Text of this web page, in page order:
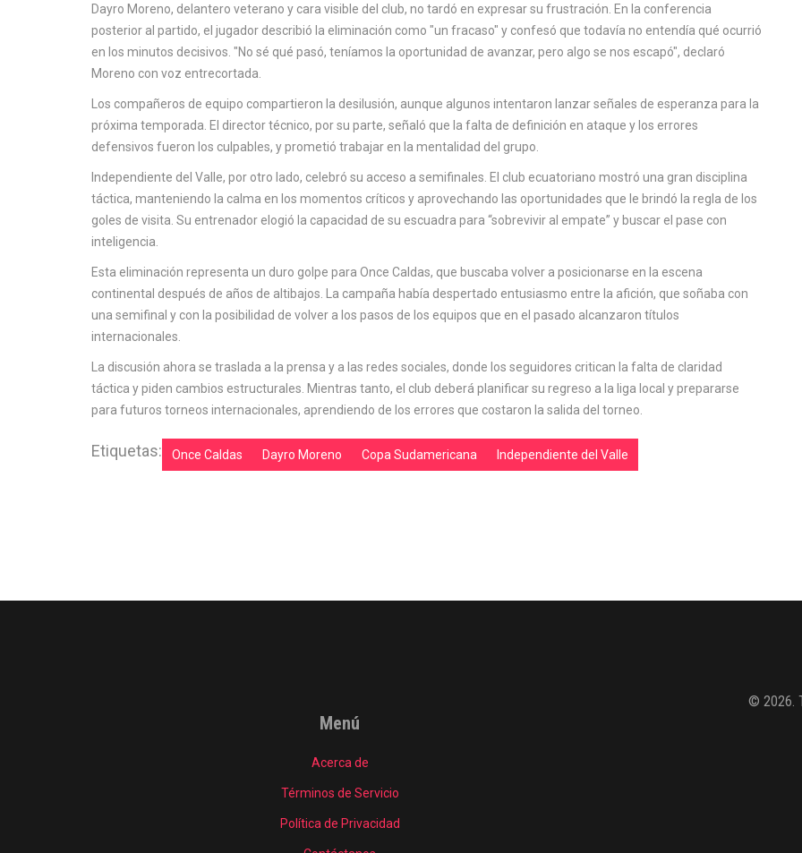
Dayro Moreno, delantero veterano y cara visible del club, no tardó en expresar su frustración. En la conferencia
posterior al partido, el jugador describió la eliminación como "un fracaso" y confesó que todavía no entendía qué ocurrió
en los minutos decisivos. "No sé qué pasó, teníamos la oportunidad de avanzar, pero algo se nos escapó", declaró
Moreno con voz entrecortada.
Los compañeros de equipo compartieron la desilusión, aunque algunos intentaron lanzar señales de esperanza para la
próxima temporada. El director técnico, por su parte, señaló que la falta de definición en ataque y los errores
defensivos fueron los culpables, y prometió trabajar en la mentalidad del grupo.
Independiente del Valle, por otro lado, celebró su acceso a semifinales. El club ecuatoriano mostró una gran disciplina
táctica, manteniendo la calma en los momentos críticos y aprovechando las oportunidades que le brindó la regla de los
goles de visita. Su entrenador elogió la capacidad de su escuadra para “sobrevivir al empate” y buscar el pase con
inteligencia.
Esta eliminación representa un duro golpe para Once Caldas, que buscaba volver a posicionarse en la escena
continental después de años de altibajos. La campaña había despertado entusiasmo entre la afición, que soñaba con
una semifinal y con la posibilidad de volver a los pasos de los equipos que en el pasado alcanzaron títulos
internacionales.
La discusión ahora se traslada a la prensa y a las redes sociales, donde los seguidores critican la falta de claridad
táctica y piden cambios estructurales. Mientras tanto, el club deberá planificar su regreso a la liga local y prepararse
para futuros torneos internacionales, aprendiendo de los errores que costaron la salida del torneo.
Etiquetas: Once Caldas Dayro Moreno Copa Sudamericana Independiente del Valle
Menú
Acerca de
Términos de Servicio
Política de Privacidad
© 2026.